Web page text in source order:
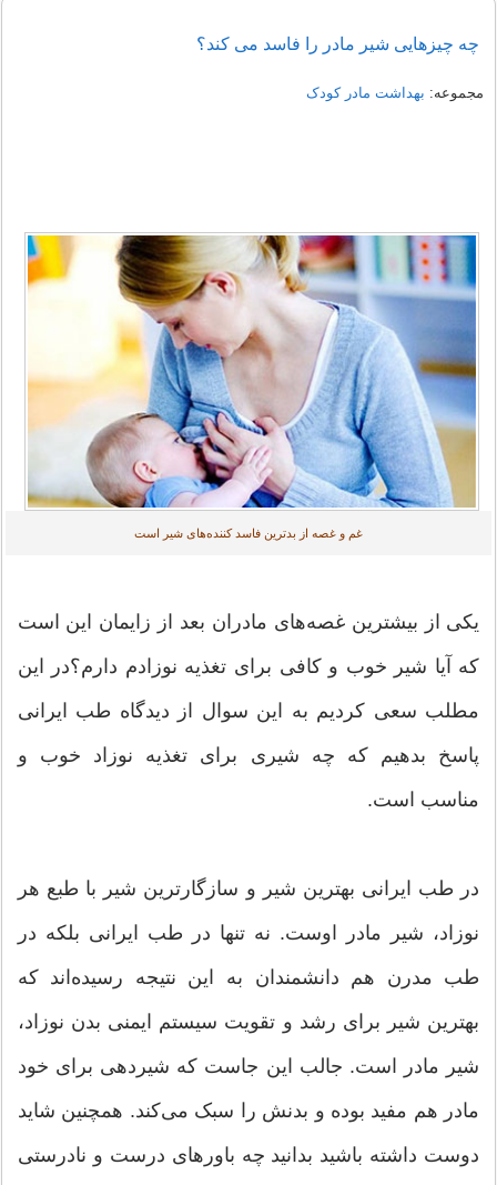
چه چیزهایی شیر مادر را فاسد می کند؟
مجموعه: بهداشت مادر کودک
غم و غصه از بدترین فاسد کننده‌های شیر است
یکی از بیشترین غصه‌های مادران بعد از زایمان این است
که آیا شیر خوب و کافی برای تغذیه نوزادم دارم؟در این
مطلب سعی کردیم به این سوال از دیدگاه طب ایرانی
پاسخ بدهیم که چه شیری برای تغذیه نوزاد خوب و
مناسب است.
در طب ایرانی بهترین شیر و سازگارترین شیر با طبع هر
نوزاد، شیر مادر اوست. نه تنها در طب ایرانی بلکه در
طب مدرن هم دانشمندان به این نتیجه رسیده‌اند که
بهترین شیر برای رشد و تقویت سیستم ایمنی بدن نوزاد،
شیر مادر است. جالب این جاست که شیردهی برای خود
مادر هم مفید بوده و بدنش را سبک می‌کند. همچنین شاید
دوست داشته باشید بدانید چه باورهای درست و نادرستی